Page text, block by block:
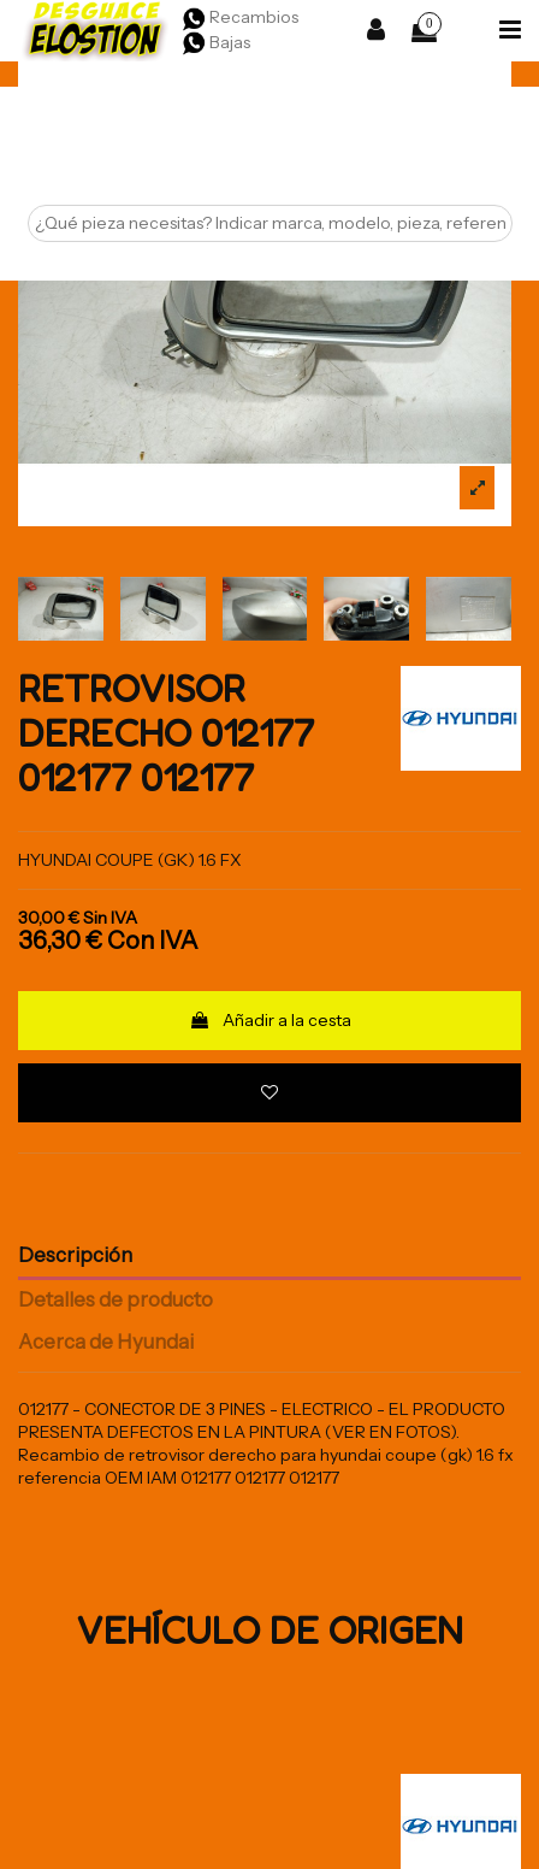
Recambios
Bajas
0
RETROVISOR
DERECHO 012177
012177 012177
HYUNDAI COUPE (GK) 1.6 FX
30,00 €Sin IVA
36,30 € Con IVA
Añadir a la cesta
Descripción
Detalles de producto
Acerca de Hyundai
012177 - CONECTOR DE 3 PINES - ELECTRICO - EL PRODUCTO
PRESENTA DEFECTOS EN LA PINTURA (VER EN FOTOS).
Recambio de retrovisor derecho para hyundai coupe (gk) 1.6 fx
referencia OEM IAM 012177 012177 012177
VEHÍCULO DE ORIGEN